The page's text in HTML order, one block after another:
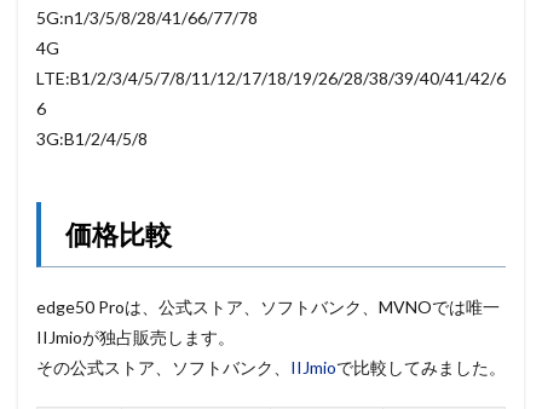
5G:n1/3/5/8/28/41/66/77/78
4G
LTE:B1/2/3/4/5/7/8/11/12/17/18/19/26/28/38/39/40/41/42/6
6
3G:B1/2/4/5/8
価格比較
edge50 Proは、公式ストア、ソフトバンク、MVNOでは唯一
IIJmioが独占販売します。
その公式ストア、ソフトバンク、 IIJmioで比較してみました。